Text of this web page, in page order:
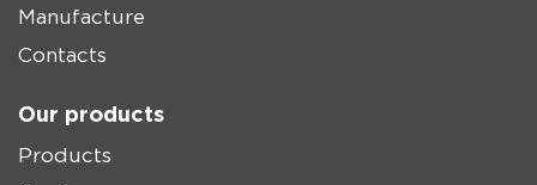
Manufacture
Contacts
Our products
Products